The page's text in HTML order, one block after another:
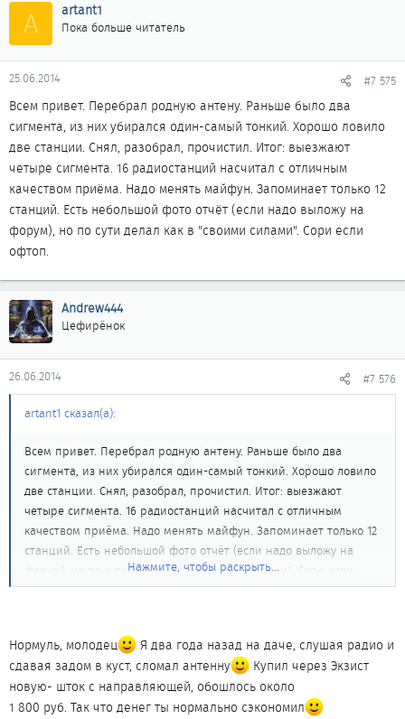
A artant1
Пока больше читатель
25.06.2014 #7 575
Всем привет. Перебрал родную антену. Раньше было два
сигмента, из них убирался один-самый тонкий. Хорошо ловило
две станции. Снял, разобрал, прочистил. Итог: выезжают
четыре сигмента. 16 радиостанций насчитал с отличным
качеством приёма. Надо менять майфун. Запоминает только 12
станций. Есть небольшой фото отчёт (если надо выложу на
форум), но по сути делал как в "своими силами". Сори если
офтоп.
Andrew444
Цефирёнок
26.06.2014 #7 576
artant1 сказал(а):
Всем привет. Перебрал родную антену. Раньше было два
сигмента, из них убирался один-самый тонкий. Хорошо ловило
две станции. Снял, разобрал, прочистил. Итог: выезжают
четыре сигмента. 16 радиостанций насчитал с отличным
качеством приёма. Надо менять майфун. Запоминает только 12
станций. Есть небольшой фото отчёт (если надо выложу на
форум), но по сути делал как в "своими силами". Сори если
офтоп.
Нажмите, чтобы раскрыть...
Нормуль, молодец
Я два года назад на даче, слушая радио и
сдавая задом в куст, сломал антенну
Купил через Экзист
новую- шток с направляющей, обошлось около
1 800 руб. Так что денег ты нормально сэкономил